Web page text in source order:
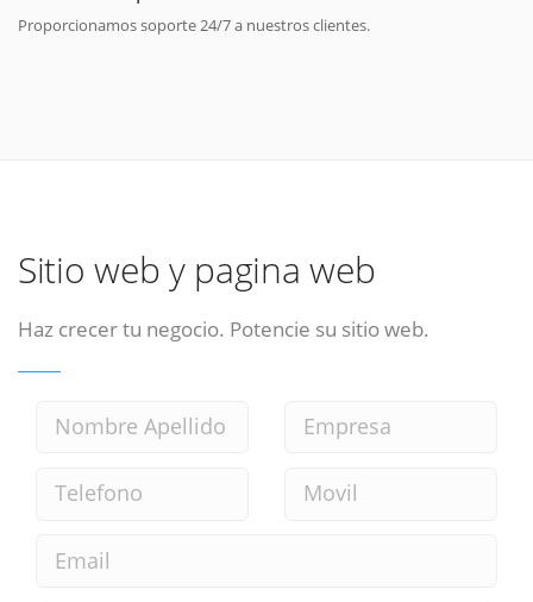
Proporcionamos soporte 24/7 a nuestros clientes.
Sitio web y pagina web
Haz crecer tu negocio. Potencie su sitio web.